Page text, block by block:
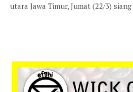
utara Jawa Timur, Jumat (22/3)